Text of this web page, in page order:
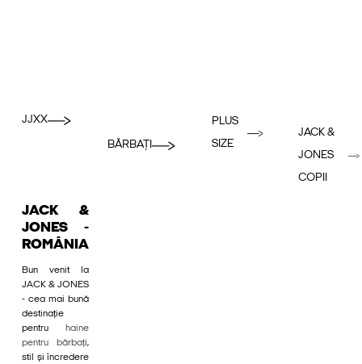
JJXX
BĂRBAȚI
PLUS
SIZE
JACK &
JONES
COPII
JACK &
JONES -
ROMÂNIA
Bun venit la
JACK & JONES
- cea mai bună
destinație
pentru haine
pentru bărbați,
stil și încredere